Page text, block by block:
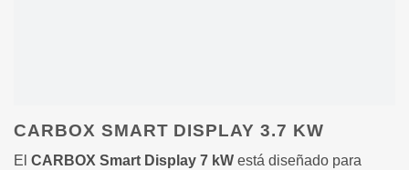
CARBOX SMART DISPLAY 3.7 KW
El CARBOX Smart Display 7 kW está diseñado para